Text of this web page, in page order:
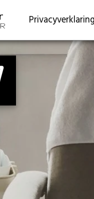
Privacyverklaring